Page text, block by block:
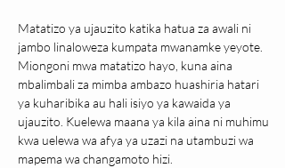
Matatizo ya ujauzito katika hatua za awali ni
jambo linaloweza kumpata mwanamke yeyote.
Miongoni mwa matatizo hayo, kuna aina
mbalimbali za mimba ambazo huashiria hatari
ya kuharibika au hali isiyo ya kawaida ya
ujauzito. Kuelewa maana ya kila aina ni muhimu
kwa uelewa wa afya ya uzazi na utambuzi wa
mapema wa changamoto hizi.